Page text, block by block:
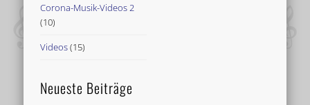
Corona-Musik-Videos 2
(10)
Videos(15)
Neueste Beiträge